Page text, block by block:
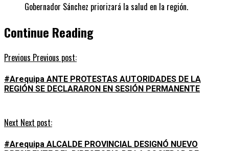
Gobernador Sánchez priorizará la salud en la región.
Continue Reading
Previous Previous post:
#Arequipa ANTE PROTESTAS AUTORIDADES DE LA
REGIÓN SE DECLARARON EN SESIÓN PERMANENTE
Next Next post:
#Arequipa ALCALDE PROVINCIAL DESIGNÓ NUEVO